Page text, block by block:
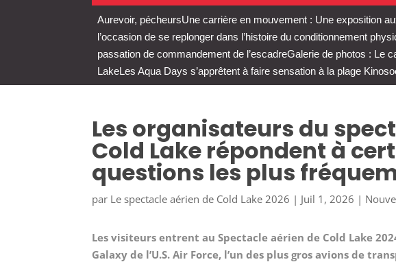
Aurevoir, pécheursUne carrière en mouvement : Une exposition
l’occasion de se replonger dans l’histoire du conditionnement
passation de commandement de l’escadreGalerie de photos : Le
LakeLes Aqua Days s’apprêtent à faire sensation à la plage
Les organisateurs du
Cold Lake répondent à
questions les plus
par Le spectacle aérien de Cold Lake 2026 | Juil 1, 2026 |
Les visiteurs entrent au Spectacle aérien de Cold Lake
Galaxy de l’U.S. Air Force, l’un des plus gros avions de